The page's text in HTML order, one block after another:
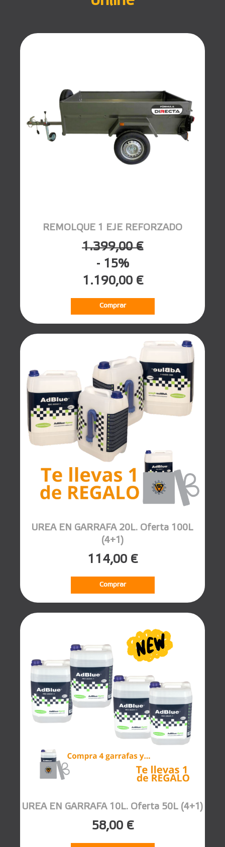
REMOLQUE 1 EJE REFORZADO
1.399,00 €
- 15%
1.190,00 €
Comprar
UREA EN GARRAFA 20L. Oferta 100L
(4+1)
114,00 €
Comprar
UREA EN GARRAFA 10L. Oferta 50L (4+1)
58,00 €